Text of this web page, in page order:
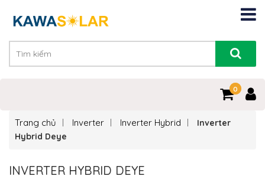
0
0
Trang chủ Inverter Inverter Hybrid
Inverter
Hybrid Deye
INVERTER HYBRID DEYE